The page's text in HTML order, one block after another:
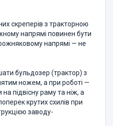
скреперів з тракторною
напрямі повинен бути
напрямі — не
бульдозер (трактор) з
ножем, а при роботі —
підвісну раму та ніж, а
крутих схилів при
заводу-